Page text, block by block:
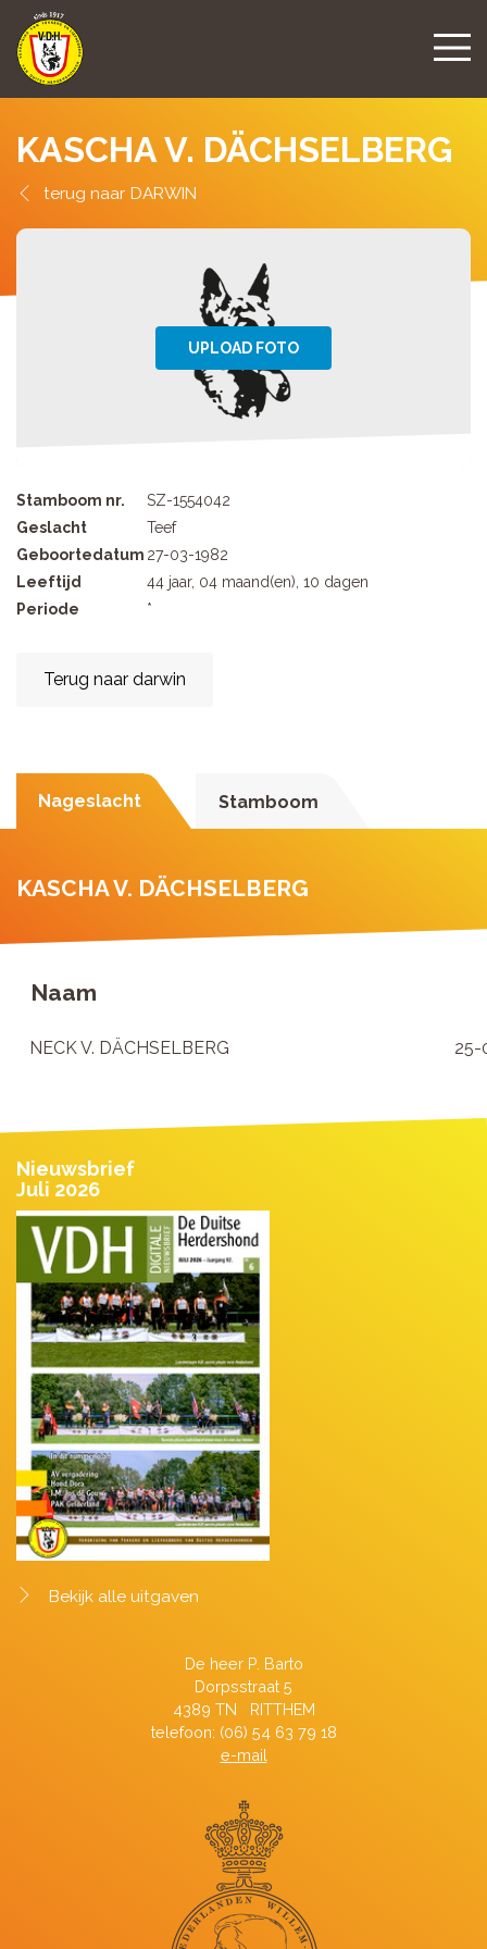
KASCHA V. DÄCHSELBERG
DARWIN
Stamboom nr.
SZ-1554042
Geslacht
Teef
Geboortedatum 27-03-1982
Leeftijd
44 jaar, 04 maand(en), 10 dagen
Periode
*
Terug naar darwin
Nageslacht Stamboom
KASCHA V. DÄCHSELBERG
Naam
NECK V. DÄCHSELBERG 25-
Nieuwsbrief
Juli 2026
Bekijk alle uitgaven
De heer P. Barto
Dorpsstraat 5
4389 TN RITTHEM
telefoon: (06) 54 63 79 18
e-mail